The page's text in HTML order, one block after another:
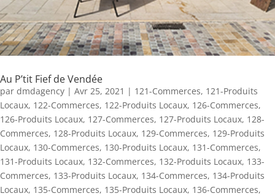
Au P’tit Fief de Vendée
par dmdagency | Avr 25, 2021 | 121-Commerces, 121-Produits
Locaux, 122-Commerces, 122-Produits Locaux, 126-Commerces,
126-Produits Locaux, 127-Commerces, 127-Produits Locaux, 128-
Commerces, 128-Produits Locaux, 129-Commerces, 129-Produits
Locaux, 130-Commerces, 130-Produits Locaux, 131-Commerces,
131-Produits Locaux, 132-Commerces, 132-Produits Locaux, 133-
Commerces, 133-Produits Locaux, 134-Commerces, 134-Produits
Locaux, 135-Commerces, 135-Produits Locaux, 136-Commerces,